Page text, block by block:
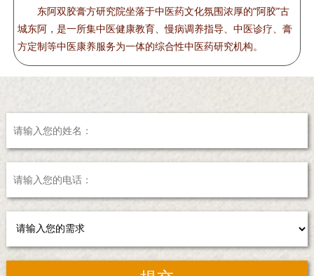
东阿双胶膏方研究院坐落于中医药文化氛围浓厚的“阿胶”古
城东阿，是一所集中医健康教育、慢病调养指导、中医诊疗、膏
方定制等中医康养服务为一体的综合性中医药研究机构。